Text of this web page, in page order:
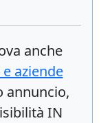
anche
aziende
annuncio,
IN